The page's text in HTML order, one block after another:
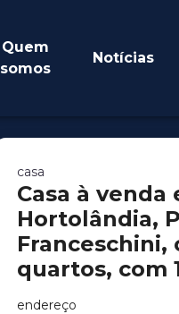
Quem
somos
Notícias
casa
Casa à venda
Hortolândia,
Franceschini,
quartos, com
endereço